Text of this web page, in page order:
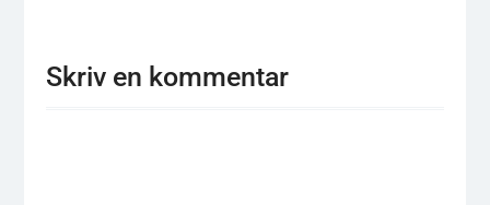
Skriv en kommentar